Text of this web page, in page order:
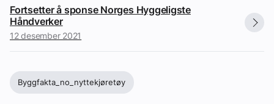
Fortsetter å sponse Norges Hyggeligste
Håndverker
12 desember 2021
Byggfakta_no_nyttekjøretøy